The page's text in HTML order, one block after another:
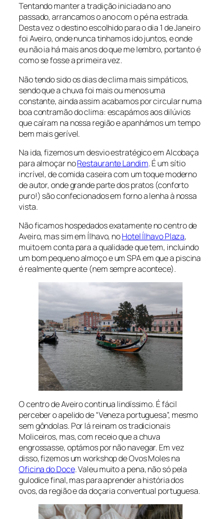
Tentando manter a tradição iniciada no ano
passado, arrancamos o ano com o pé na estrada.
Desta vez o destino escolhido para o dia 1 de Janeiro
foi Aveiro, onde nunca tinhamos ido juntos, e onde
eu não ia há mais anos do que me lembro, portanto é
como se fosse a primeira vez.
Não tendo sido os dias de clima mais simpáticos,
sendo que a chuva foi mais ou menos uma
constante, ainda assim acabamos por circular numa
boa contramão do clima: escapámos aos dilúvios
que caíram na nossa região e apanhámos um tempo
bem mais gerível.
Na ida, fizemos um desvio estratégico em Alcobaça
para almoçar noRestaurante Landim. É um sítio
incrível, de comida caseira com um toque moderno
de autor, onde grande parte dos pratos (conforto
puro!) são confecionados em forno a lenha à nossa
vista.
Não ficamos hospedados exatamente no centro de
Aveiro, mas sim em Ílhavo, noHotel Ílhavo Plaza,
muito em conta para a qualidade que tem, incluindo
um bom pequeno almoço e um SPA em que a piscina
é realmente quente (nem sempre acontece).
O centro de Aveiro continua lindíssimo. É fácil
perceber o apelido de “Veneza portuguesa”, mesmo
sem gôndolas. Por lá reinam os tradicionais
Moliceiros, mas, com receio que a chuva
engrossasse, optámos por não navegar. Em vez
disso, fizemos um workshop de Ovos Moles na
Oficina do Doce. Valeu muito a pena, não só pela
gulodice final, mas para aprender a história dos
ovos, da região e da doçaria conventual portuguesa.